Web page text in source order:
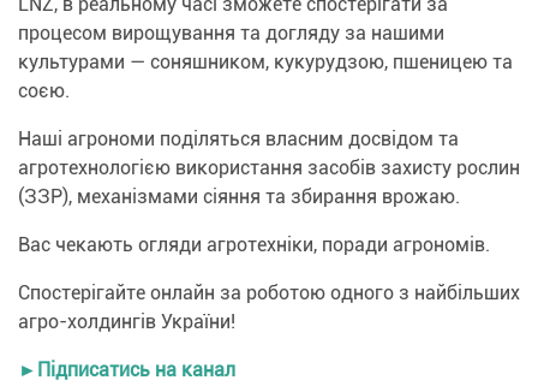
процесом вирощування та догляду за нашими
культурами — соняшником, кукурудзою, пшеницею та
соєю.
Наші агрономи поділяться власним досвідом та
агротехнологією використання засобів захисту рослин
(ЗЗР), механізмами сіяння та збирання врожаю.
Вас чекають огляди агротехніки, поради агрономів.
Спостерігайте онлайн за роботою одного з найбільших
агро-холдингів України!
►Підписатись на канал